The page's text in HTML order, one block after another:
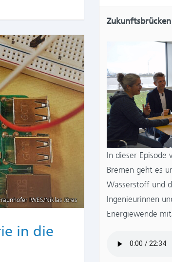
COMMENTS:
IWES/Niklas Jöres
in die
In dieser Episode
Bremen geht es
Wasserstoff und
Ingenieurinnen
Energiewende